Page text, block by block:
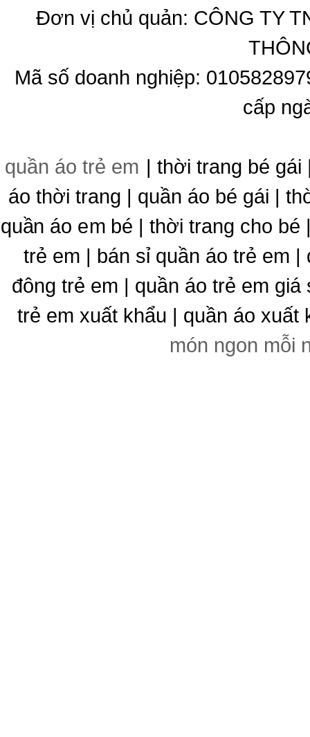
Đơn vị chủ quản: CÔNG TY
Mã số doanh nghiệp:
cấp
quần áo trẻ em | thời trang bé gái
áo thời trang | quần áo bé gái |
quần áo em bé | thời trang cho
trẻ em | bán sỉ quần áo trẻ em
đông trẻ em | quần áo trẻ em
trẻ em xuất khẩu | quần áo xuất
món ngon mỗi